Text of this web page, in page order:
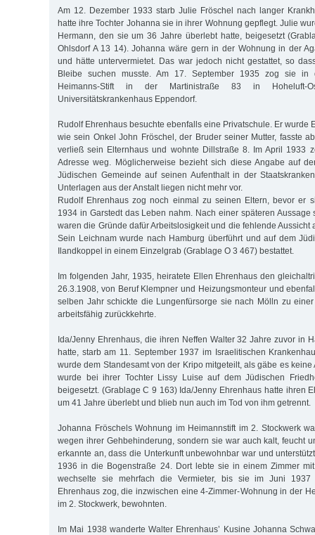
Am 12. Dezember 1933 starb Julie Fröschel nach langer
hatte ihre Tochter Johanna sie in ihrer Wohnung gepflegt. Julie
Hermann, den sie um 36 Jahre überlebt hatte, beigesetzt
Ohlsdorf A 13 14). Johanna wäre gern in der Wohnung in der
und hätte untervermietet. Das war jedoch nicht gestattet, so
Bleibe suchen musste. Am 17. September 1935 zog sie in
Heimanns-Stift in der Martinistraße 83 in Hoheluft-
Universitätskrankenhaus Eppendorf.
Rudolf Ehrenhaus besuchte ebenfalls eine Privatschule. Er wurde
wie sein Onkel John Fröschel, der Bruder seiner Mutter, fasste
verließ sein Elternhaus und wohnte Dillstraße 8. Im April 1933
Adresse weg. Möglicherweise bezieht sich diese Angabe auf
Jüdischen Gemeinde auf seinen Aufenthalt in der
Unterlagen aus der Anstalt liegen nicht mehr vor.
Rudolf Ehrenhaus zog noch einmal zu seinen Eltern, bevor er
1934 in Garstedt das Leben nahm. Nach einer späteren Aussage
waren die Gründe dafür Arbeitslosigkeit und die fehlende Aussicht
Sein Leichnam wurde nach Hamburg überführt und auf dem
Ilandkoppel in einem Einzelgrab (Grablage O 3 467) bestattet.
Im folgenden Jahr, 1935, heiratete Ellen Ehrenhaus den
26.3.1908, von Beruf Klempner und Heizungsmonteur und
selben Jahr schickte die Lungenfürsorge sie nach Mölln zu
arbeitsfähig zurückkehrte.
Ida/Jenny Ehrenhaus, die ihren Neffen Walter 32 Jahre zuvor in
hatte, starb am 11. September 1937 im Israelitischen
wurde dem Standesamt von der Kripo mitgeteilt, als gäbe es
wurde bei ihrer Tochter Lissy Luise auf dem Jüdischen
beigesetzt. (Grablage C 9 163) Ida/Jenny Ehrenhaus hatte ihren
um 41 Jahre überlebt und blieb nun auch im Tod von ihm getrennt.
Johanna Fröschels Wohnung im Heimannstift im 2. Stockwerk
wegen ihrer Gehbehinderung, sondern sie war auch kalt, feucht
erkannte an, dass die Unterkunft unbewohnbar war und
1936 in die Bogenstraße 24. Dort lebte sie in einem Zimmer
wechselte sie mehrfach die Vermieter, bis sie im Juni 1937
Ehrenhaus zog, die inzwischen eine 4-Zimmer-Wohnung in der
im 2. Stockwerk, bewohnten.
Im Mai 1938 wanderte Walter Ehrenhaus’ Kusine Johanna